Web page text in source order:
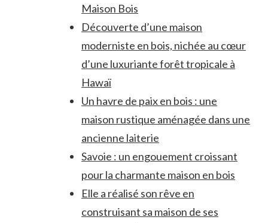
Maison Bois
Découverte d’une maison
moderniste en bois, nichée au cœur
d’une luxuriante forêt tropicale à
Hawaï
Un havre de paix en bois : une
maison rustique aménagée dans une
ancienne laiterie
Savoie : un engouement croissant
pour la charmante maison en bois
Elle a réalisé son rêve en
construisant sa maison de ses